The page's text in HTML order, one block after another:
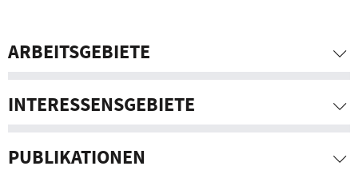
ARBEITSGEBIETE
INTERESSENSGEBIETE
PUBLIKATIONEN